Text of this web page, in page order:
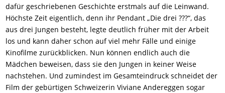
dafür geschriebenen Geschichte erstmals auf die Leinwand.
Höchste Zeit eigentlich, denn ihr Pendant „Die drei ???“, das
aus drei Jungen besteht, legte deutlich früher mit der Arbeit
los und kann daher schon auf viel mehr Fälle und einige
Kinofilme zurückblicken. Nun können endlich auch die
Mädchen beweisen, dass sie den Jungen in keiner Weise
nachstehen. Und zumindest im Gesamteindruck schneidet der
Film der gebürtigen Schweizerin Viviane Andereggen sogar